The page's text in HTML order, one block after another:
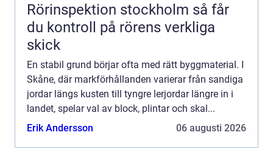
Rörinspektion stockholm så får
du kontroll på rörens verkliga
skick
En stabil grund börjar ofta med rätt byggmaterial. I
Skåne, där markförhållanden varierar från sandiga
jordar längs kusten till tyngre lerjordar längre in i
landet, spelar val av block, plintar och skal...
Erik Andersson
06 augusti 2026